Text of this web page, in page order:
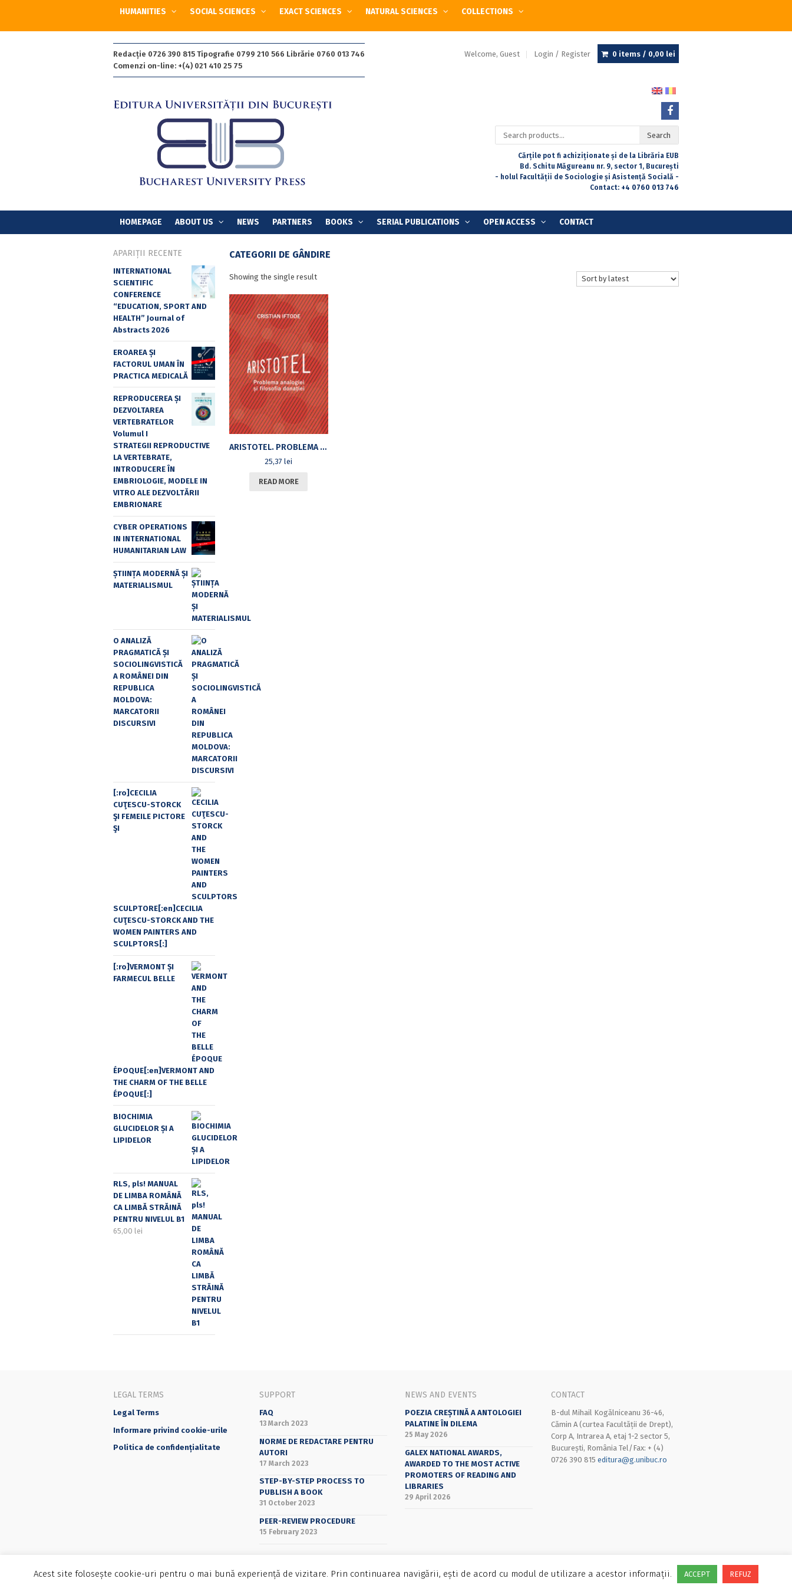
HUMANITIES SOCIAL SCIENCES EXACT SCIENCES NATURAL SCIENCES COLLECTIONS
Redacție 0726 390 815 Tipografie 0799 210 566 Librărie 0760 013 746
Comenzi on-line: +(4) 021 410 25 75
Welcome, Guest Login / Register 0 items / 0,00 lei
Search
for:
Search
Cărțile pot fi achiziționate și de la Librăria EUB
Bd. Schitu Măgureanu nr. 9, sector 1, București
- holul Facultății de Sociologie și Asistență Socială -
Contact: +4 0760 013 746
HOMEPAGE ABOUT US NEWS PARTNERS BOOKS SERIAL PUBLICATIONS OPEN ACCESS CONTACT
CATEGORII DE GÂNDIRE
Showing the single result
ARISTOTEL. PROBLEMA ANALOGIEI ŞI FILOSOFIA DONAŢIEI
25,37lei
READ MORE
APARIȚII RECENTE
INTERNATIONAL
SCIENTIFIC
CONFERENCE
“EDUCATION, SPORT AND
HEALTH” Journal of
Abstracts 2026
EROAREA ȘI
FACTORUL UMAN ÎN
PRACTICA MEDICALĂ
REPRODUCEREA ȘI
DEZVOLTAREA
VERTEBRATELOR
Volumul I
STRATEGII REPRODUCTIVE
LA VERTEBRATE,
INTRODUCERE ÎN
EMBRIOLOGIE, MODELE IN
VITRO ALE DEZVOLTĂRII
EMBRIONARE
CYBER OPERATIONS
IN INTERNATIONAL
HUMANITARIAN LAW
ȘTIINȚA MODERNĂ ȘI
MATERIALISMUL
O ANALIZĂ
PRAGMATICĂ ȘI
SOCIOLINGVISTICĂ
A ROMÂNEI DIN
REPUBLICA
MOLDOVA:
MARCATORII
DISCURSIVI
[:ro]CECILIA
CUŢESCU-STORCK
ŞI FEMEILE PICTORE
ŞI
SCULPTORE[:en]CECILIA
CUŢESCU-STORCK AND THE
WOMEN PAINTERS AND
SCULPTORS[:]
[:ro]VERMONT ȘI
FARMECUL BELLE
ÉPOQUE[:en]VERMONT AND
THE CHARM OF THE BELLE
ÉPOQUE[:]
BIOCHIMIA
GLUCIDELOR ȘI A
LIPIDELOR
RLS, pls! MANUAL
DE LIMBA ROMÂNĂ
CA LIMBĂ STRĂINĂ
PENTRU NIVELUL B1
65,00 lei
LEGAL TERMS
Legal Terms
Informare privind cookie-urile
Politica de confidențialitate
SUPPORT
FAQ
13 March 2023
NORME DE REDACTARE PENTRU
AUTORI
17 March 2023
STEP-BY-STEP PROCESS TO
PUBLISH A BOOK
31 October 2023
PEER-REVIEW PROCEDURE
15 February 2023
NEWS AND EVENTS
POEZIA CREȘTINĂ A ANTOLOGIEI
PALATINE ÎN DILEMA
25 May 2026
GALEX NATIONAL AWARDS,
AWARDED TO THE MOST ACTIVE
PROMOTERS OF READING AND
LIBRARIES
29 April 2026
CONTACT
B-dul Mihail Kogălniceanu 36-46,
Cămin A (curtea Facultății de Drept),
Corp A, Intrarea A, etaj 1-2 sector 5,
București, România Tel/Fax: + (4)
0726 390 815 editura@g.unibuc.ro
©2025 Editura Universității din București - Bucharest University Press
Acest site folosește cookie-uri pentru o mai bună experiență de vizitare. Prin continuarea navigării, ești de acord cu modul de utilizare a acestor informații. ACCEPT REFUZ